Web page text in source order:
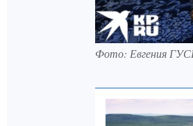
Фото: Евгения